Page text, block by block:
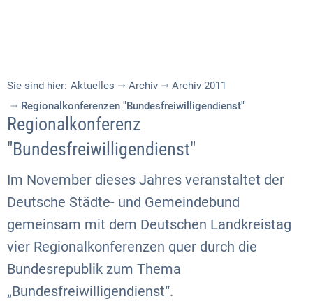
Sie sind hier: Aktuelles Archiv
Archiv 2011
Regionalkonferenzen "Bundesfreiwilligendienst"
Regionalkonferenz
"Bundesfreiwilligendienst"
Im November dieses Jahres veranstaltet der
Deutsche Städte- und Gemeindebund
gemeinsam mit dem Deutschen Landkreistag
vier Regionalkonferenzen quer durch die
Bundesrepublik zum Thema
„Bundesfreiwilligendienst“.